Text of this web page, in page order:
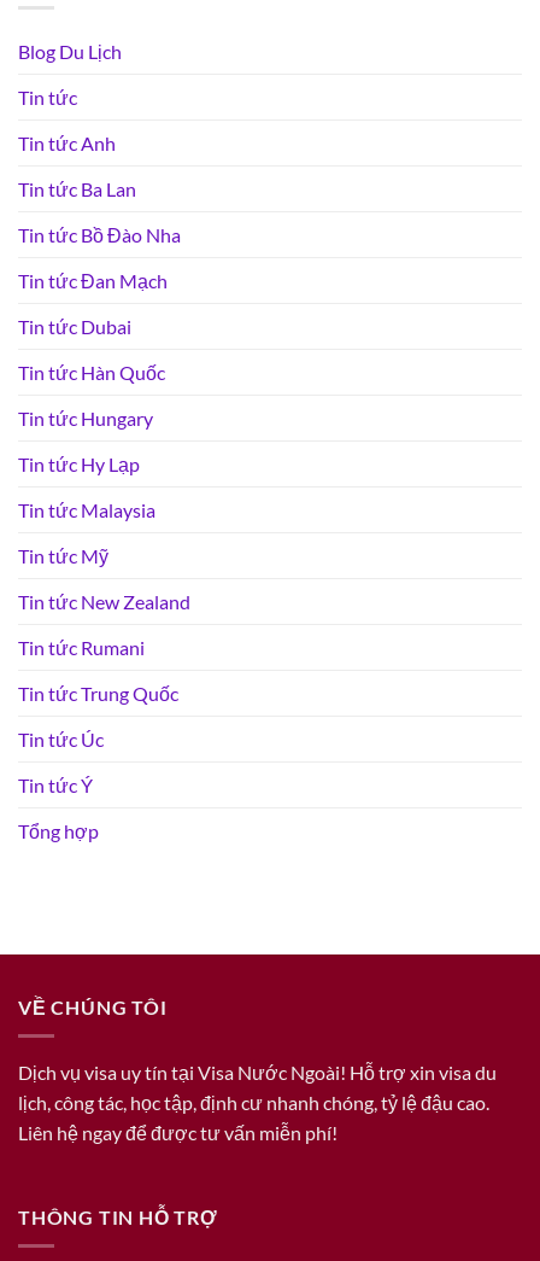
Blog Du Lịch
Tin tức
Tin tức Anh
Tin tức Ba Lan
Tin tức Bồ Đào Nha
Tin tức Đan Mạch
Tin tức Dubai
Tin tức Hàn Quốc
Tin tức Hungary
Tin tức Hy Lạp
Tin tức Malaysia
Tin tức Mỹ
Tin tức New Zealand
Tin tức Rumani
Tin tức Trung Quốc
Tin tức Úc
Tin tức Ý
Tổng hợp
VỀ CHÚNG TÔI
Dịch vụ visa uy tín tại Visa Nước Ngoài! Hỗ trợ xin visa du
lịch, công tác, học tập, định cư nhanh chóng, tỷ lệ đậu cao.
Liên hệ ngay để được tư vấn miễn phí!
THÔNG TIN HỖ TRỢ